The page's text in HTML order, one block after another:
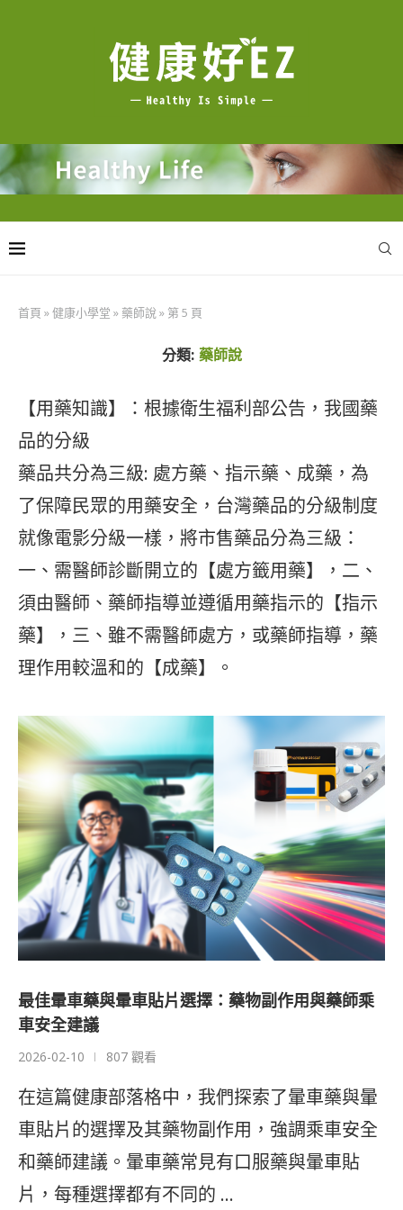
首頁 »健康小學堂 » 藥師說 » 第 5 頁
分類: 藥師說
【用藥知識】：根據衛生福利部公告，我國藥
品的分級
藥品共分為三級: 處方藥、指示藥、成藥，為
了保障民眾的用藥安全，台灣藥品的分級制度
就像電影分級一樣，將市售藥品分為三級：
一、需醫師診斷開立的【處方籤用藥】，二、
須由醫師、藥師指導並遵循用藥指示的【指示
藥】，三、雖不需醫師處方，或藥師指導，藥
理作用較溫和的【成藥】。
最佳暈車藥與暈車貼片選擇：藥物副作用與藥師乘
車安全建議
2026-02-10 807 觀看
在這篇健康部落格中，我們探索了暈車藥與暈
車貼片的選擇及其藥物副作用，強調乘車安全
和藥師建議。暈車藥常見有口服藥與暈車貼
片，每種選擇都有不同的 …